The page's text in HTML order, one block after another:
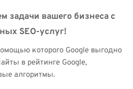
задачи вашего бизнеса с
SEO-услуг!
которого Google выгодно
в рейтинге Google,
алгоритмы.